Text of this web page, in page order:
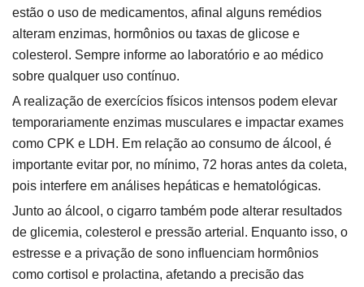
estão o uso de medicamentos, afinal alguns remédios
alteram enzimas, hormônios ou taxas de glicose e
colesterol. Sempre informe ao laboratório e ao médico
sobre qualquer uso contínuo.
A realização de exercícios físicos intensos podem elevar
temporariamente enzimas musculares e impactar exames
como CPK e LDH. Em relação ao consumo de álcool, é
importante evitar por, no mínimo, 72 horas antes da coleta,
pois interfere em análises hepáticas e hematológicas.
Junto ao álcool, o cigarro também pode alterar resultados
de glicemia, colesterol e pressão arterial. Enquanto isso, o
estresse e a privação de sono influenciam hormônios
como cortisol e prolactina, afetando a precisão das